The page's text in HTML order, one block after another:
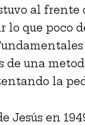
al frente
que poco
de una
la
Jesús en